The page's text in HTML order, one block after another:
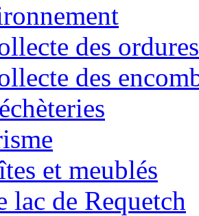
des ordures
des
et meublés
lac de Requetch